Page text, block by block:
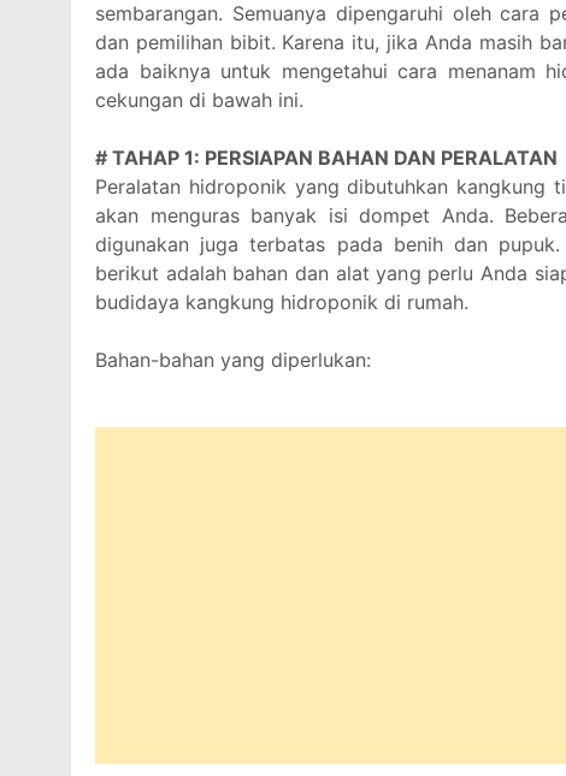
sembarangan. Semuanya dipengaruhi oleh cara
dan pemilihan bibit. Karena itu, jika Anda masih
ada baiknya untuk mengetahui cara menanam
cekungan di bawah ini.
# TAHAP 1: PERSIAPAN BAHAN DAN PERALATAN
Peralatan hidroponik yang dibutuhkan kangkung
akan menguras banyak isi dompet Anda.
digunakan juga terbatas pada benih dan
berikut adalah bahan dan alat yang perlu Anda
budidaya kangkung hidroponik di rumah.
Bahan-bahan yang diperlukan: